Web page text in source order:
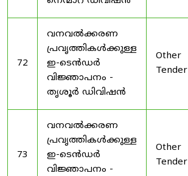
72
വനവൽക്കരണ
പ്രവൃത്തികൾക്കുള്ള
ഇ-ടെൻഡർ
വിജ്ഞാപനം -
തൃശൂർ ഡിവിഷൻ
Other
Tender
73
വനവൽക്കരണ
പ്രവൃത്തികൾക്കുള്ള
ഇ-ടെൻഡർ
വിജ്ഞാപനം -
Other
Tender